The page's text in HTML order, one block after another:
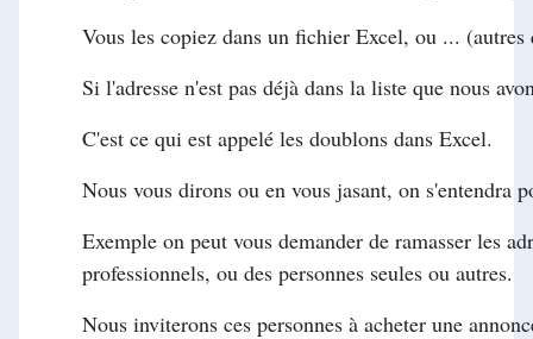
Vous les copiez dans un fichier Excel, ou ...
Si l'adresse n'est pas déjà dans la liste que nous
C'est ce qui est appelé les doublons dans Excel.
Nous vous dirons ou en vous jasant, on s'entendra
Exemple on peut vous demander de ramasser les
professionnels, ou des personnes seules ou autres.
Nous inviterons ces personnes à acheter une